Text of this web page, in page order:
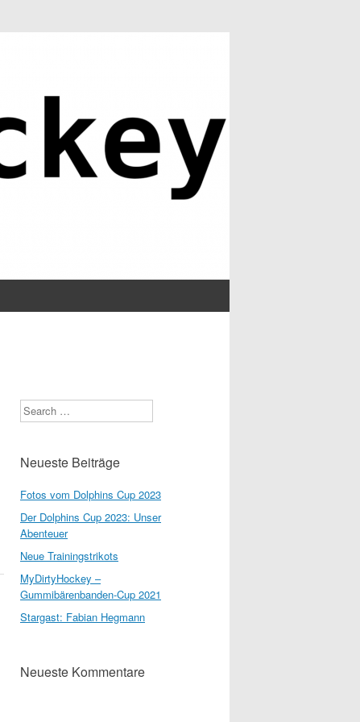
Search
Neueste Beiträge
Fotos vom Dolphins Cup 2023
Der Dolphins Cup 2023: Unser
Abenteuer
Neue Trainingstrikots
MyDirtyHockey –
Gummibärenbanden-Cup 2021
Stargast: Fabian Hegmann
Neueste Kommentare